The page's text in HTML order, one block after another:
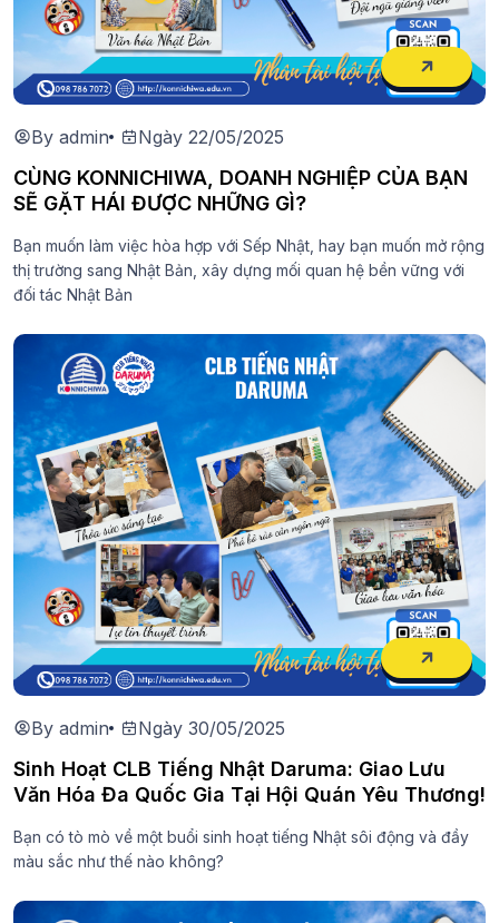
By admin Ngày 22/05/2025
CÙNG KONNICHIWA, DOANH NGHIỆP CỦA BẠN
SẼ GẶT HÁI ĐƯỢC NHỮNG GÌ?
Bạn muốn làm việc hòa hợp với Sếp Nhật, hay bạn muốn mở rộng
thị trường sang Nhật Bản, xây dựng mối quan hệ bền vững với
đối tác Nhật Bản
By admin Ngày 30/05/2025
Sinh Hoạt CLB Tiếng Nhật Daruma: Giao Lưu
Văn Hóa Đa Quốc Gia Tại Hội Quán Yêu Thương!
Bạn có tò mò về một buổi sinh hoạt tiếng Nhật sôi động và đầy
màu sắc như thế nào không?